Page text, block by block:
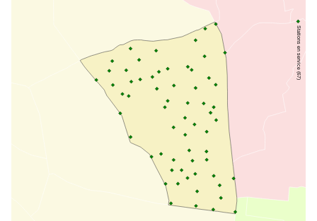
Stations en service (67)